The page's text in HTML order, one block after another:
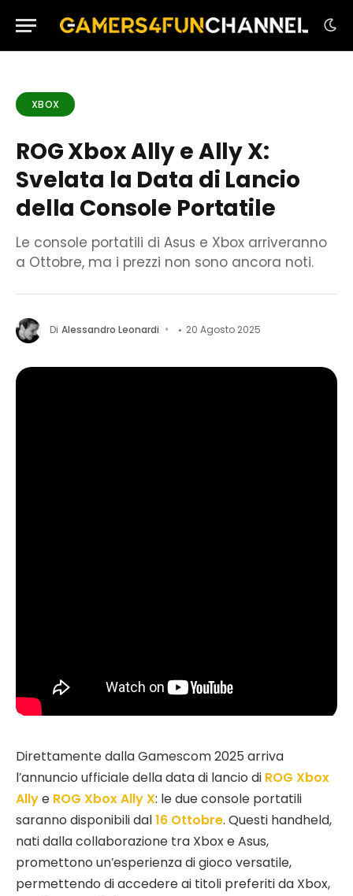
XBOX
ROG Xbox Ally e Ally X:
Svelata la Data di Lancio
della Console Portatile
Le console portatili di Asus e Xbox arriveranno
a Ottobre, ma i prezzi non sono ancora noti.
Di Alessandro Leonardi 20 Agosto 2025
Direttamente dalla Gamescom 2025 arriva
l’annuncio ufficiale della data di lancio di ROG Xbox
Allye ROG Xbox Ally X: le due console portatili
saranno disponibili dal16 Ottobre. Questi handheld,
nati dalla collaborazione tra Xbox e Asus,
promettono un’esperienza di gioco versatile,
permettendo di accedere ai titoli preferiti da Xbox,